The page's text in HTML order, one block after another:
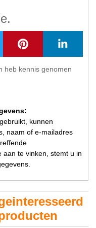
heb kennis genomen
kunnen
naam of e-mailadres
aan te vinken, stemt u in